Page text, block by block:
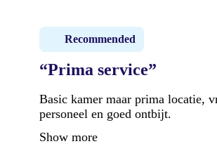
Recommended
“Prima service”
Basic kamer maar prima locatie,
personeel en goed ontbijt.
Show more